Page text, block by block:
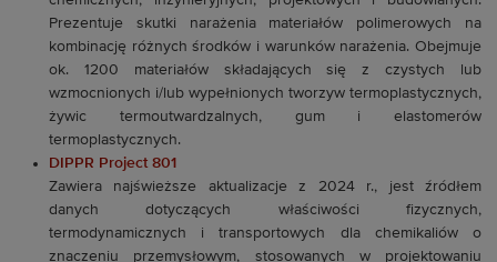
Prezentuje skutki narażenia materiałów polimerowych na
kombinację różnych środków i warunków narażenia. Obejmuje
ok. 1200 materiałów składających się z czystych lub
wzmocnionych i/lub wypełnionych tworzyw termoplastycznych,
żywic termoutwardzalnych, gum i elastomerów
termoplastycznych.
DIPPR Project 801
Zawiera najświeższe aktualizacje z 2024 r., jest źródłem
danych dotyczących właściwości fizycznych,
termodynamicznych i transportowych dla chemikaliów o
znaczeniu przemysłowym, stosowanych w projektowaniu